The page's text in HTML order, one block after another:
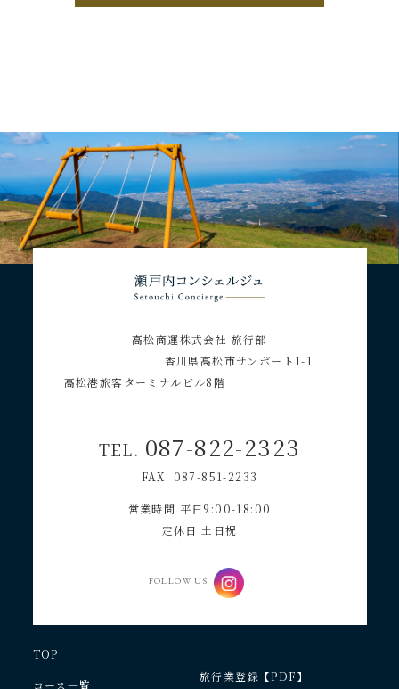
高松商運株式会社 旅行部
香川県高松市サンポート1-1
高松港旅客ターミナルビル8階
TEL. 087-822-2323
FAX. 087-851-2233
営業時間 平日9:00-18:00
定休日 土日祝
FOLLOW US
TOP
コース一覧
旅行業登録【PDF】